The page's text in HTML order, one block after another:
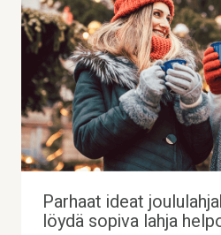
Parhaat ideat
löydä sopiva lahja